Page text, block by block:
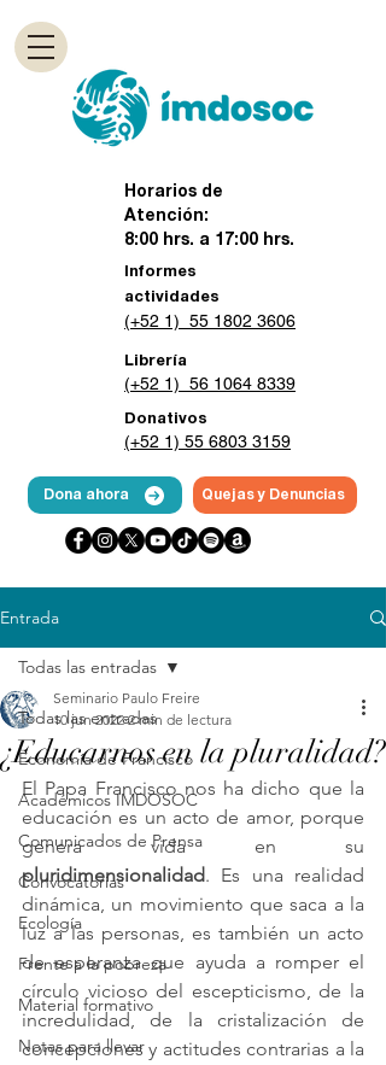
Horarios de
Atención:
8:00 hrs. a 17:00 hrs.
Informes
actividades
(+52 1) 55 1802 3606
Librería
(+52 1) 56 1064 8339
Donativos
(+52 1) 55 6803 3159
Dona ahora Quejas y Denuncias
Entrada
Todas las entradas
Economía de Francisco
Académicos IMDOSOC
Comunicados de Prensa
Convocatorias
Ecología
Frente a la pobreza
Material formativo
Notas para llevar
Todas las entradas
¿Educarnos en la pluralidad?
Seminario Paulo Freire
10 jun 2022 2 min de lectura
El Papa Francisco nos ha dicho que la
educación es un acto de amor, porque
pluridimensionalidad. Es una realidad
dinámica, un movimiento que saca a la
luz a las personas, es también un acto
de esperanza que ayuda a romper el
círculo vicioso del escepticismo, de la
incredulidad, de la cristalización de
concepciones y actitudes contrarias a la